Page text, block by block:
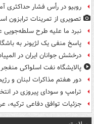
روبیو در رأس فشار حداکثری
تصویری از تمرینات ترابزون
نبرد ما علیه طرح
پاسخ منفی یک لژیونر به
درخشش جوانان ایران در
پالایشگاه نفت اسلواکی
دور هفتم مذاکرات لبنان و
ترامپ و سودای پیروزی در
جزئیات توافق دفاعی ترکیه،